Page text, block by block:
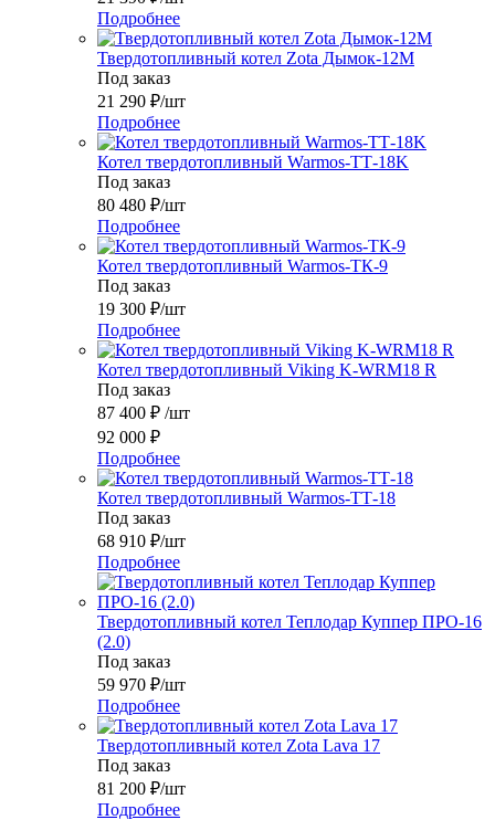
Подробнее
Твердотопливный котел Zota Дымок-12М
Под заказ
21 290 ₽/шт
Подробнее
Котел твердотопливный Warmos-ТТ-18K
Под заказ
80 480 ₽/шт
Подробнее
Котел твердотопливный Warmos-ТК-9
Под заказ
19 300 ₽/шт
Подробнее
Котел твердотопливный Viking K-WRM18 R
Под заказ
87 400 ₽ /шт
92 000 ₽
Подробнее
Котел твердотопливный Warmos-ТТ-18
Под заказ
68 910 ₽/шт
Подробнее
Твердотопливный котел Теплодар Куппер ПРО-16
(2.0)
Под заказ
59 970 ₽/шт
Подробнее
Твердотопливный котел Zota Lava 17
Под заказ
81 200 ₽/шт
Подробнее